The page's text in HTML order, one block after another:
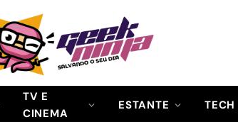
TV E
CINEMA
ESTANTE TECH